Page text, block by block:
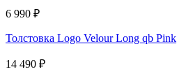
6 990 ₽
Толстовка Logo Velour Long qb Pink
14 490 ₽